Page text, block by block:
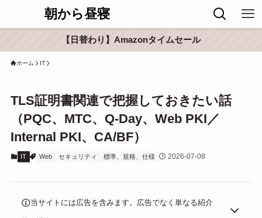
朝から昼寝
【日替わり】Amazonタイムセール
ホーム IT
TLS証明書関連で把握しておきたい話
（PQC、MTC、Q-Day、Web PKI／
Internal PKI、CA/BF）
IT Web セキュリティ 標準、規格、仕様 2026-07-08
当サイトには広告を含みます。広告でなく単なる紹介